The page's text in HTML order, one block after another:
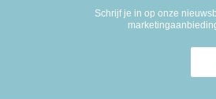
Schrijf je in op onze